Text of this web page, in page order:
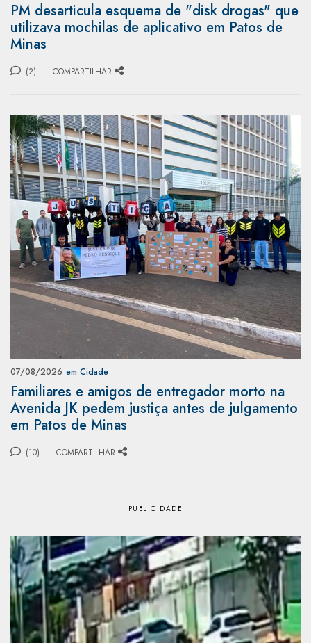
PM desarticula esquema de "disk drogas" que
utilizava mochilas de aplicativo em Patos de
Minas
(2) COMPARTILHAR
07/08/2026 em Cidade
Familiares e amigos de entregador morto na
Avenida JK pedem justiça antes de julgamento
em Patos de Minas
(10) COMPARTILHAR